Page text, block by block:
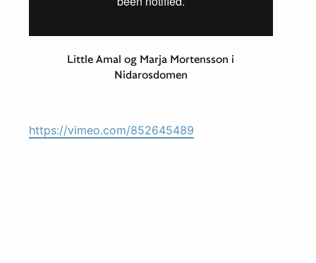
Little Amal og Marja Mortensson i
Nidarosdomen
https://vimeo.com/852645489